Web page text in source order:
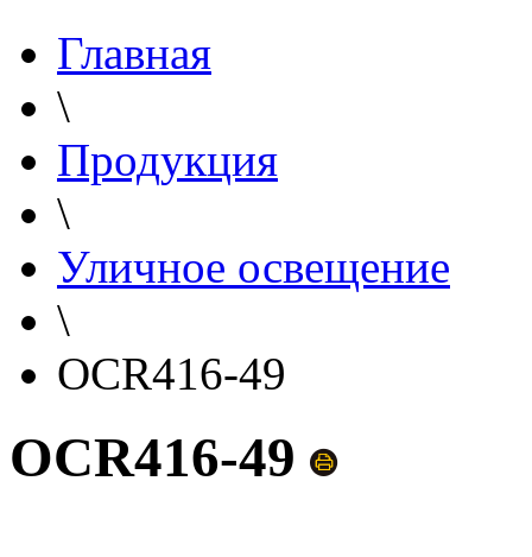
Главная
\
Продукция
\
Уличное освещение
\
OCR416-49
OCR416-49